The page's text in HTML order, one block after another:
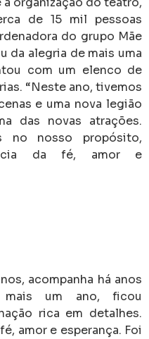
de 15 mil pessoas
do grupo Mãe
da alegria de mais uma
com um elenco de
“Neste ano, tivemos
e uma nova legião
das novas atrações.
no nosso propósito,
da fé, amor e
acompanha há anos
um ano, ficou
rica em detalhes.
amor e esperança. Foi